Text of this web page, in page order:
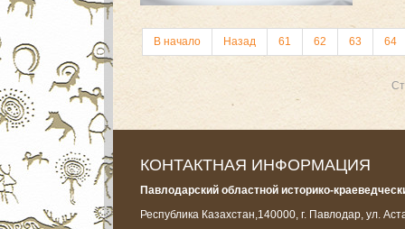
В начало Назад 61 62 63 64
КОНТАКТНАЯ ИНФОРМАЦИЯ
Павлодарский областной историко-
Республика Казахстан,140000, г. Павлодар, ул.